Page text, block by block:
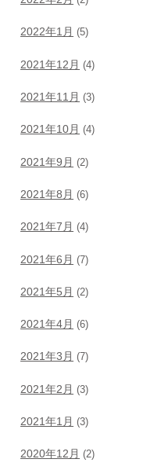
2022年1月 (5)
2021年12月 (4)
2021年11月 (3)
2021年10月 (4)
2021年9月 (2)
2021年8月 (6)
2021年7月 (4)
2021年6月 (7)
2021年5月 (2)
2021年4月 (6)
2021年3月 (7)
2021年2月 (3)
2021年1月 (3)
2020年12月 (2)